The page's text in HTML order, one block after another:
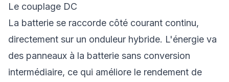
Le couplage DC
La batterie se raccorde côté courant continu,
directement sur un onduleur hybride. L'énergie va
des panneaux à la batterie sans conversion
intermédiaire, ce qui améliore le rendement de